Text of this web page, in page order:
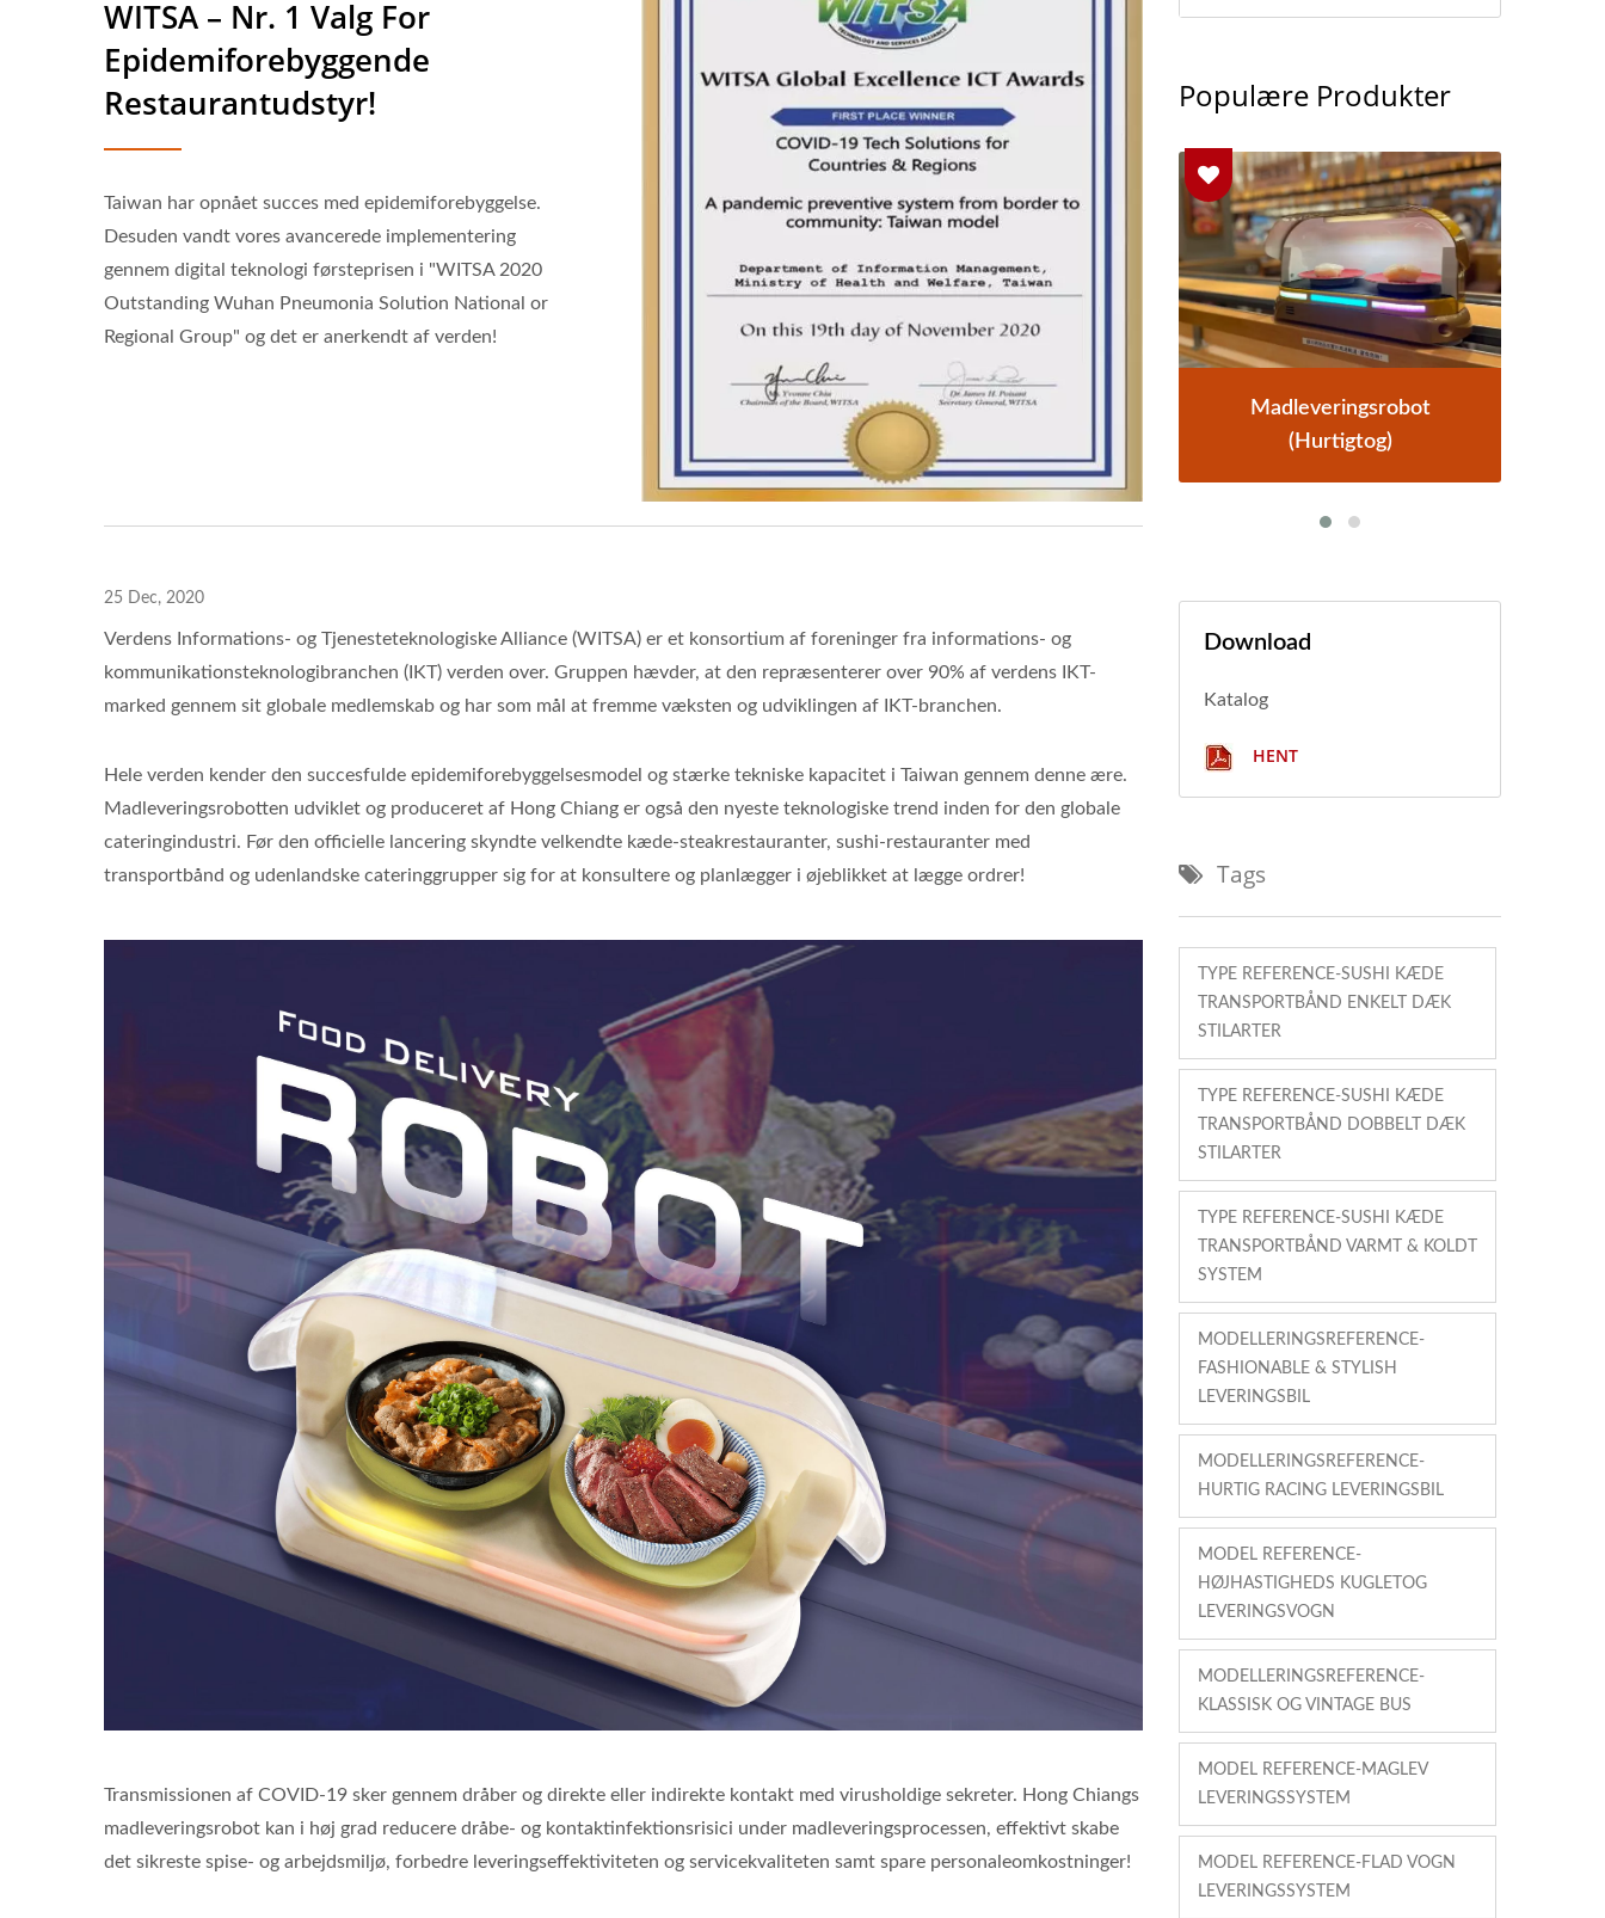
WITSA – Nr. 1 Valg For
Epidemiforebyggende
Restaurantudstyr!
Taiwan har opnået succes med epidemiforebyggelse.
Desuden vandt vores avancerede implementering
gennem digital teknologi førsteprisen i "WITSA 2020
Outstanding Wuhan Pneumonia Solution National or
Regional Group" og det er anerkendt af verden!
25 Dec, 2020
Verdens Informations- og Tjenesteteknologiske Alliance (WITSA) er et konsortium af foreninger fra informations- og
kommunikationsteknologibranchen (IKT) verden over. Gruppen hævder, at den repræsenterer over 90% af verdens IKT-
marked gennem sit globale medlemskab og har som mål at fremme væksten og udviklingen af IKT-branchen.
Hele verden kender den succesfulde epidemiforebyggelsesmodel og stærke tekniske kapacitet i Taiwan gennem denne ære.
Madleveringsrobotten udviklet og produceret af Hong Chiang er også den nyeste teknologiske trend inden for den globale
cateringindustri. Før den officielle lancering skyndte velkendte kæde-steakrestauranter, sushi-restauranter med
transportbånd og udenlandske cateringgrupper sig for at konsultere og planlægger i øjeblikket at lægge ordrer!
Transmissionen af COVID-19 sker gennem dråber og direkte eller indirekte kontakt med virusholdige sekreter. Hong Chiangs
madleveringsrobot kan i høj grad reducere dråbe- og kontaktinfektionsrisici under madleveringsprocessen, effektivt skabe
det sikreste spise- og arbejdsmiljø, forbedre leveringseffektiviteten og servicekvaliteten samt spare personaleomkostninger!
Populære Produkter
Madleveringsrobot
(Hurtigtog)
Madleveringssystem
Download
Katalog
HENT
Tags
TYPE REFERENCE-SUSHI KÆDE
TRANSPORTBÅND ENKELT DÆK
STILARTER
TYPE REFERENCE-SUSHI KÆDE
TRANSPORTBÅND DOBBELT DÆK
STILARTER
TYPE REFERENCE-SUSHI KÆDE
TRANSPORTBÅND VARMT & KOLDT
SYSTEM
MODELLERINGSREFERENCE-
FASHIONABLE & STYLISH
LEVERINGSBIL
MODELLERINGSREFERENCE-
HURTIG RACING LEVERINGSBIL
MODEL REFERENCE-
HØJHASTIGHEDS KUGLETOG
LEVERINGSVOGN
MODELLERINGSREFERENCE-
KLASSISK OG VINTAGE BUS
MODEL REFERENCE-MAGLEV
LEVERINGSSYSTEM
MODEL REFERENCE-FLAD VOGN
LEVERINGSSYSTEM